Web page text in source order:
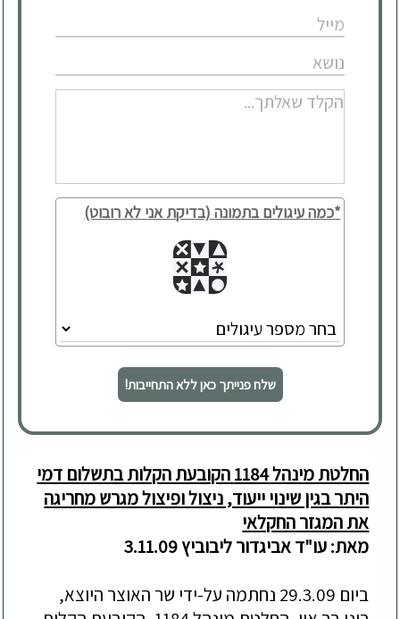
*כמה עיגולים בתמונה (בדיקת אני לא רובוט)
שלח פנייתך כאן ללא התחייבות!
החלטת מינהל 1184 הקובעת הקלות בתשלום דמי
היתר בגין שינוי ייעוד, ניצול ופיצול מגרש מחריגה
את המגזר החקלאי
מאת: עו"ד אביגדור ליבוביץ 3.11.09
ביום 29.3.09 נחתמה על-ידי שר האוצר היוצא,